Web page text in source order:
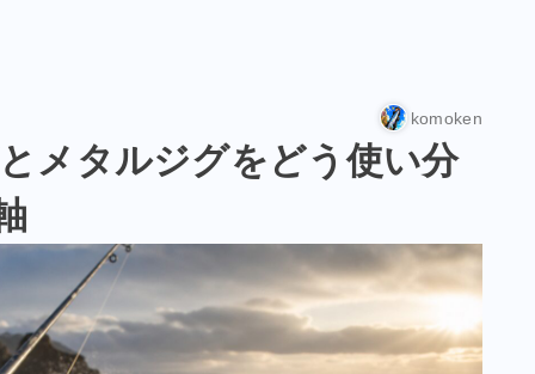
komoken
メタルジグをどう使い分